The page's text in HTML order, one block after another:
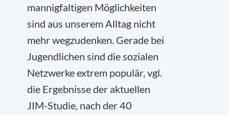
mannigfaltigen Möglichkeiten
sind aus unserem Alltag nicht
mehr wegzudenken. Gerade bei
Jugendlichen sind die sozialen
Netzwerke extrem populär, vgl.
die Ergebnisse der aktuellen
JIM-Studie, nach der 40